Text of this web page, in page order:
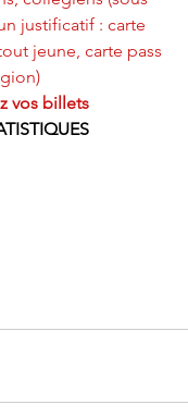
justificatif : carte
jeune, carte pass
vos billets